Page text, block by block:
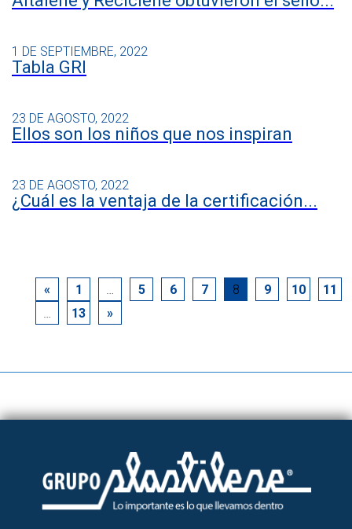
1 DE SEPTIEMBRE, 2022
Tabla GRI
23 DE AGOSTO, 2022
Ellos son los niños que nos inspiran
23 DE AGOSTO, 2022
¿Cuál es la ventaja de la certificación...
« 1 5 6 7 8 9 10
11
13 »